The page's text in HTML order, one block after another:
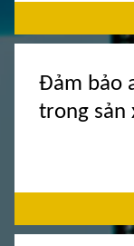
Đảm bảo
trong sản